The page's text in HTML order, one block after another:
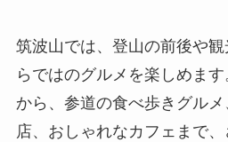
筑波山では、登山の前後や
らではのグルメを楽しめま
から、参道の食べ歩きグル
店、おしゃれなカフェまで